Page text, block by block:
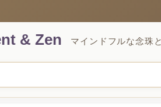
マインドフルな念珠